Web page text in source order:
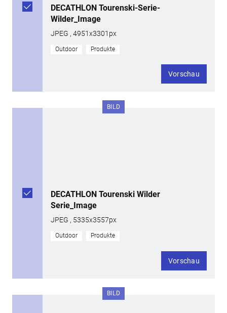
DECATHLON Tourenski-Serie-
Wilder_Image
JPEG , 4951x3301px
Outdoor Produkte
Vorschau
BILD
DECATHLON Tourenski Wilder
Serie_Image
JPEG , 5335x3557px
Outdoor Produkte
Vorschau
BILD